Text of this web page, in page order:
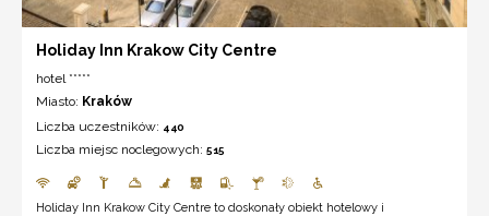
Holiday Inn Krakow City Centre
hotel *****
Miasto: Kraków
Liczba uczestników: 440
Liczba miejsc noclegowych: 515
Holiday Inn Krakow City Centre to doskonały obiekt hotelowy i